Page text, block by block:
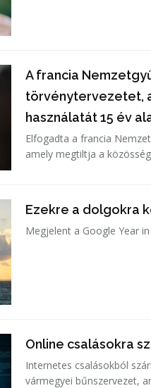
A francia
törvénytervezetet,
használatát 15 év
Elfogadta a francia
amely megtiltja a
Ezekre a dolgokra
Megjelent a Google Year
Online csalásokra
Internetes csalásokból
vármegyei bűnszervezet,